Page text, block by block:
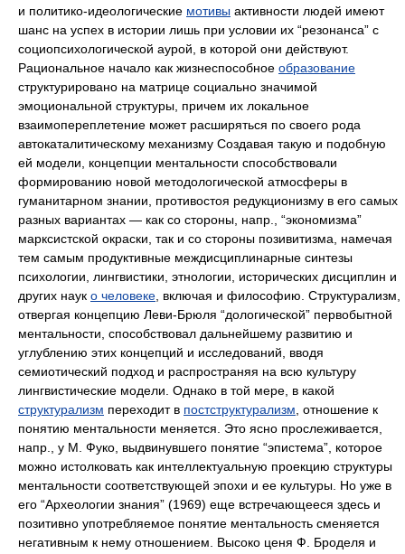
и политико-идеологические мотивы активности людей имеют
шанс на успех в истории лишь при условии их “резонанса” с
социопсихологической аурой, в которой они действуют.
Рациональное начало как жизнеспособное образование
структурировано на матрице социально значимой
эмоциональной структуры, причем их локальное
взаимопереплетение может расширяться по своего рода
автокаталитическому механизму Создавая такую и подобную
ей модели, концепции ментальности способствовали
формированию новой методологической атмосферы в
гуманитарном знании, противостоя редукционизму в его самых
разных вариантах — как со стороны, напр., “экономизма”
марксистской окраски, так и со стороны позивитизма, намечая
тем самым продуктивные междисциплинарные синтезы
психологии, лингвистики, этнологии, исторических дисциплин и
других наук о человеке , включая и философию. Структурализм,
отвергая концепцию Леви-Брюля “дологической” первобытной
ментальности, способствовал дальнейшему развитию и
углублению этих концепций и исследований, вводя
семиотический подход и распространяя на всю культуру
лингвистические модели. Однако в той мере, в какой
структурализм переходит в постструктурализм , отношение к
понятию ментальности меняется. Это ясно прослеживается,
напр., у М. Фуко, выдвинувшего понятие “эпистема”, которое
можно истолковать как интеллектуальную проекцию структуры
ментальности соответствующей эпохи и ее культуры. Но уже в
его “Археологии знания” (1969) еще встречающееся здесь и
позитивно употребляемое понятие ментальность сменяется
негативным к нему отношением. Высоко ценя Ф. Броделя и